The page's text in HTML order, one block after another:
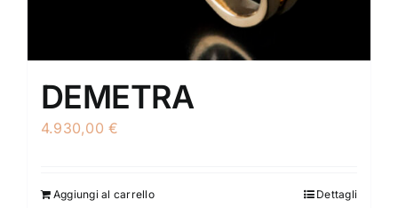
DEMETRA
4.930,00€
Aggiungi al carrello Dettagli